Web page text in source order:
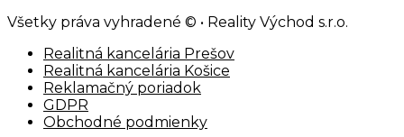
Všetky práva vyhradené © • Reality Východ s.r.o.
Realitná kancelária Prešov
Realitná kancelária Košice
Reklamačný poriadok
GDPR
Obchodné podmienky